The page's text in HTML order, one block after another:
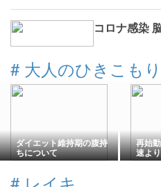
コロナ感染
# 大人のひきこもり
ダイエット維持期の腹持
ちについて
再始
速よ
い」